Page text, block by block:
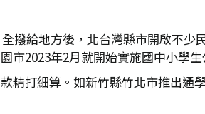
撥給地方後，北台灣縣市開啟不
市2023年2月就開始實施國中小學
精打細算。如新竹縣竹北市推出